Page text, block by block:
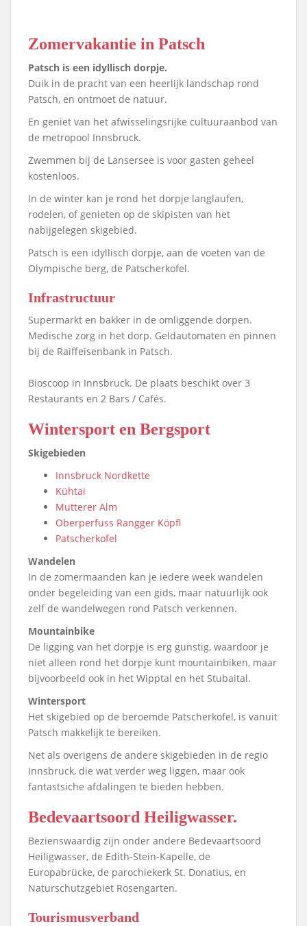
Zomervakantie in Patsch
Patsch is een idyllisch dorpje.
Duik in de pracht van een heerlijk landschap rond
Patsch, en ontmoet de natuur.
En geniet van het afwisselingsrijke cultuuraanbod van
de metropool Innsbruck.
Zwemmen bij de Lansersee is voor gasten geheel
kostenloos.
In de winter kan je rond het dorpje langlaufen,
rodelen, of genieten op de skipisten van het
nabijgelegen skigebied.
Patsch is een idyllisch dorpje, aan de voeten van de
Olympische berg, de Patscherkofel.
Infrastructuur
Supermarkt en bakker in de omliggende dorpen.
Medische zorg in het dorp. Geldautomaten en pinnen
bij de Raiffeisenbank in Patsch.
Bioscoop in Innsbruck. De plaats beschikt over 3
Restaurants en 2 Bars / Cafés.
Wintersport en Bergsport
Skigebieden
Innsbruck Nordkette
Kühtai
Mutterer Alm
Oberperfuss Rangger Köpfl
Patscherkofel
Wandelen
In de zomermaanden kan je iedere week wandelen
onder begeleiding van een gids, maar natuurlijk ook
zelf de wandelwegen rond Patsch verkennen.
Mountainbike
De ligging van het dorpje is erg gunstig, waardoor je
niet alleen rond het dorpje kunt mountainbiken, maar
bijvoorbeeld ook in het Wipptal en het Stubaital.
Wintersport
Het skigebied op de beroemde Patscherkofel, is vanuit
Patsch makkelijk te bereiken.
Net als overigens de andere skigebieden in de regio
Innsbruck, die wat verder weg liggen, maar ook
fantastsiche afdalingen te bieden hebben.
Bedevaartsoord Heiligwasser.
Bezienswaardig zijn onder andere Bedevaartsoord
Heiligwasser, de Edith-Stein-Kapelle, de
Europabrücke, de parochiekerk St. Donatius, en
Naturschutzgebiet Rosengarten.
Tourismusverband